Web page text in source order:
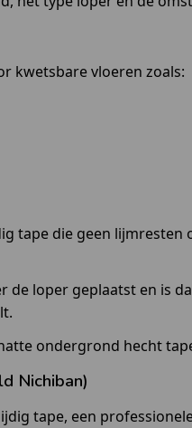
kwetsbare vloeren zoals:
tape die geen
de loper geplaatst en is
ondergrond hecht
Nichiban)
tape, een